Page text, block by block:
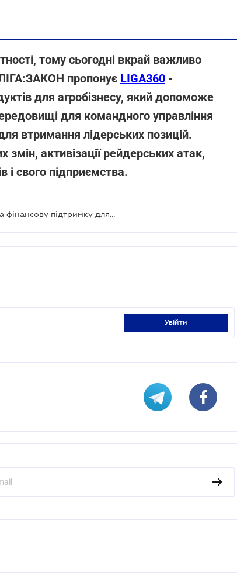
тому сьогодні вкрай важливо
пропонує LIGA360 -
для агробізнесу, який допоможе
для командного управління
втримання лідерських позицій.
активізації рейдерських атак,
і свого підприємства.
Набули чинності нові форми заявок на фінансову підтримку для фермерських господарств
увійти